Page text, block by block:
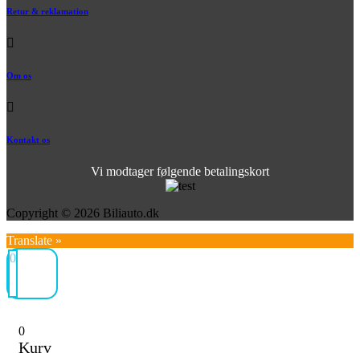
Retur & reklamation
Om os
Kontakt os
Vi modtager følgende betalingskort
Copyright © 2026 Biliauto.dk
Translate »
0
0
Kurv